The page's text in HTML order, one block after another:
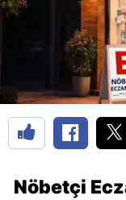
Nöbetçi